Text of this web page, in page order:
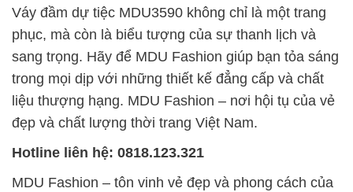
Váy đầm dự tiệc MDU3590 không chỉ là một trang
phục, mà còn là biểu tượng của sự thanh lịch và
sang trọng. Hãy để MDU Fashion giúp bạn tỏa sáng
trong mọi dịp với những thiết kế đẳng cấp và chất
liệu thượng hạng. MDU Fashion – nơi hội tụ của vẻ
đẹp và chất lượng thời trang Việt Nam.
Hotline liên hệ: 0818.123.321
MDU Fashion – tôn vinh vẻ đẹp và phong cách của